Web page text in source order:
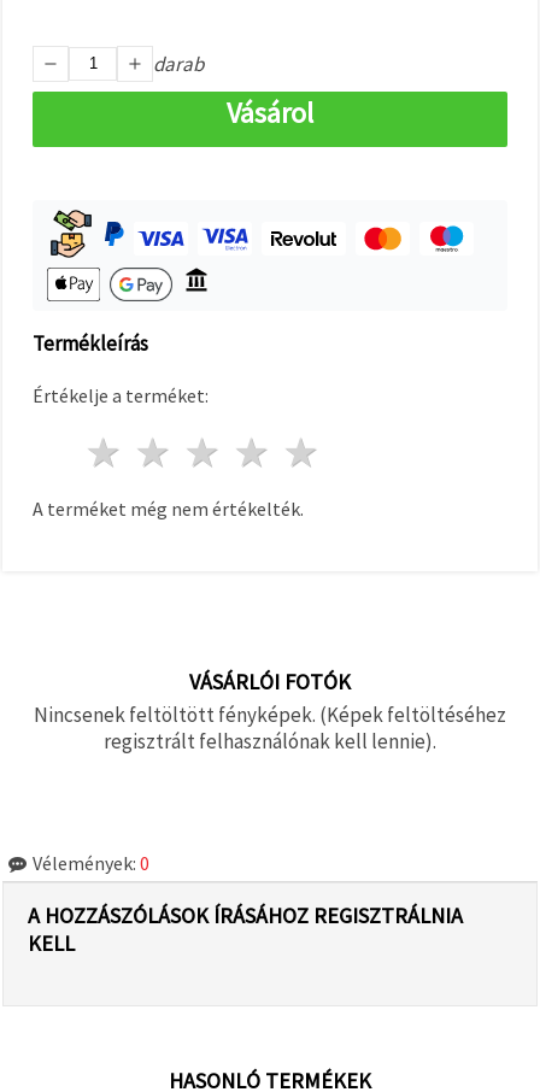
Fogadja
mindet
darab
Vásárol
Termékleírás
Értékelje a terméket:
4 csillagok
3 csillagok
2 csillagok
1 csillag
A terméket még nem értékelték.
VÁSÁRLÓI FOTÓK
Nincsenek feltöltött fényképek. (Képek feltöltéséhez
regisztrált felhasználónak kell lennie).
Vélemények: 0
A HOZZÁSZÓLÁSOK ÍRÁSÁHOZ REGISZTRÁLNIA
KELL
HASONLÓ TERMÉKEK